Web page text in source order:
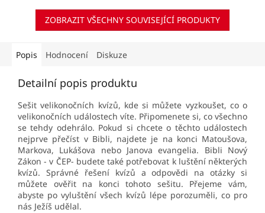
ZOBRAZIT VŠECHNY SOUVISEJÍCÍ PRODUKTY
Popis Hodnocení Diskuze
Detailní popis produktu
Sešit velikonočních kvízů, kde si můžete vyzkoušet, co o
velikonočních událostech víte. Připomenete si, co všechno
se tehdy odehrálo. Pokud si chcete o těchto událostech
nejprve přečíst v Bibli, najdete je na konci Matoušova,
Markova, Lukášova nebo Janova evangelia. Bibli Nový
Zákon - v ČEP- budete také potřebovat k luštění některých
kvízů. Správné řešení kvízů a odpovědi na otázky si
můžete ověřit na konci tohoto sešitu. Přejeme vám,
abyste po vyluštění všech kvízů lépe porozuměli, co pro
nás Ježíš udělal.